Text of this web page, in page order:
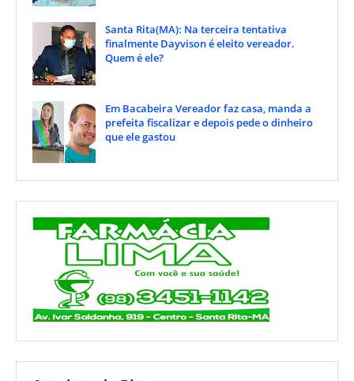
Santa Rita(MA): Na terceira tentativa
finalmente Dayvison é eleito vereador.
Quem é ele?
Em Bacabeira Vereador faz casa, manda a
prefeita fiscalizar e depois pede o dinheiro
que ele gastou